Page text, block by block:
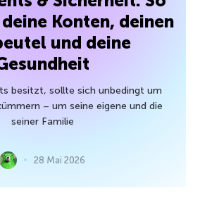
Konten, deinen
und deine
besitzt, sollte sich unbedingt um
– um seine eigene und die
seiner Familie
28 Mai 2026